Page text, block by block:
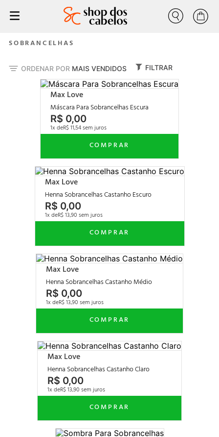
Buscar
SOBRANCELHAS
ORDENAR POR MAIS VENDIDOS FILTRAR
Max Love
Máscara Para Sobrancelhas Escura
R$ 0,00
1 R$11,54
Max Love
Henna Sobrancelhas Castanho Escuro
R$ 0,00
1 R$13,90
Max Love
Henna Sobrancelhas Castanho Médio
R$ 0,00
1 R$13,90
Max Love
Henna Sobrancelhas Castanho Claro
R$ 0,00
1 R$13,90
1 º progressiva
º liso
forever liss
nutrição
escovas progressiva
shampoo condicionador
shampoo
volume zero